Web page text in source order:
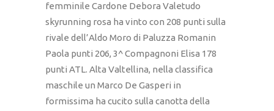
femminile Cardone Debora Valetudo
skyrunning rosa ha vinto con 208 punti sulla
rivale dell’Aldo Moro di Paluzza Romanin
Paola punti 206, 3^ Compagnoni Elisa 178
punti ATL. Alta Valtellina, nella classifica
maschile un Marco De Gasperi in
formissima ha cucito sulla canotta della